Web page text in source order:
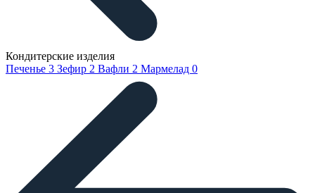
Кондитерские изделия
Печенье 3 Зефир 2 Вафли 2 Мармелад 0